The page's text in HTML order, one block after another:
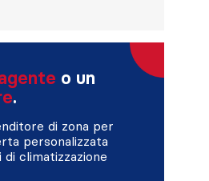
o un
.
di zona per
personalizzata
di climatizzazione